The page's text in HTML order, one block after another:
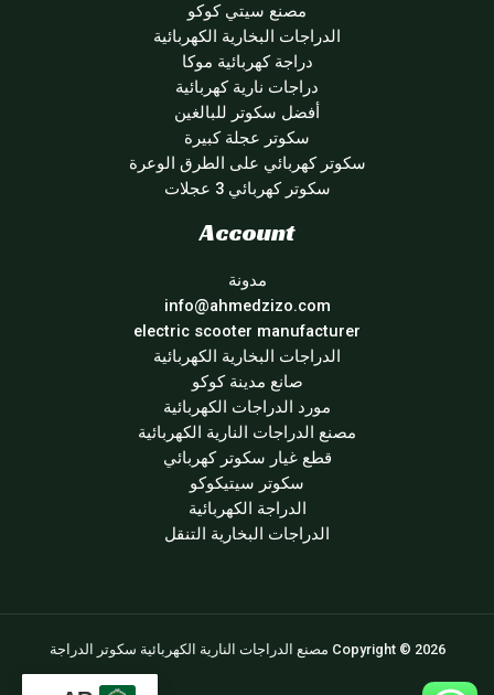
مصنع سيتي كوكو
الدراجات البخارية الكهربائية
دراجة كهربائية موكا
دراجات نارية كهربائية
أفضل سكوتر للبالغين
سكوتر عجلة كبيرة
سكوتر كهربائي على الطرق الوعرة
سكوتر كهربائي 3 عجلات
Account
مدونة
info@ahmedzizo.com
electric scooter manufacturer
الدراجات البخارية الكهربائية
صانع مدينة كوكو
مورد الدراجات الكهربائية
مصنع الدراجات النارية الكهربائية
قطع غيار سكوتر كهربائي
سكوتر سيتيكوكو
الدراجة الكهربائية
الدراجات البخارية التنقل
Copyright © 2026 مصنع الدراجات النارية الكهربائية سكوتر الدراجة